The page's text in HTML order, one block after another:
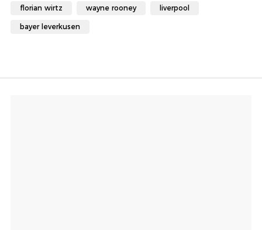
florian wirtz wayne rooney liverpool
bayer leverkusen